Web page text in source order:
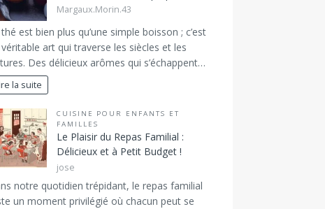
Margaux.Morin.43
est bien plus qu’une simple boisson ; c’est
art qui traverse les siècles et les
Des délicieux arômes qui s’échappent…
la suite
CUISINE POUR ENFANTS ET
FAMILLES
Le Plaisir du Repas Familial :
Délicieux et à Petit Budget !
jose
notre quotidien trépidant, le repas familial
un moment privilégié où chacun peut se